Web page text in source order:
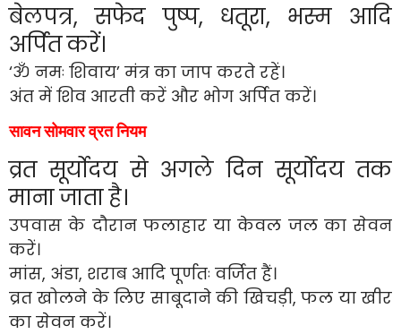
बेलपत्र, सफेद पुष्प, धतूरा, भस्म आदि
अर्पित करें।
‘ॐ नमः शिवाय’ मंत्र का जाप करते रहें।
अंत में शिव आरती करें और भोग अर्पित करें।
सावन सोमवार व्रत नियम
व्रत सूर्योदय से अगले दिन सूर्योदय तक
माना जाता है।
उपवास के दौरान फलाहार या केवल जल का सेवन
करें।
मांस, अंडा, शराब आदि पूर्णतः वर्जित हैं।
व्रत खोलने के लिए साबूदाने की खिचड़ी, फल या खीर
का सेवन करें।